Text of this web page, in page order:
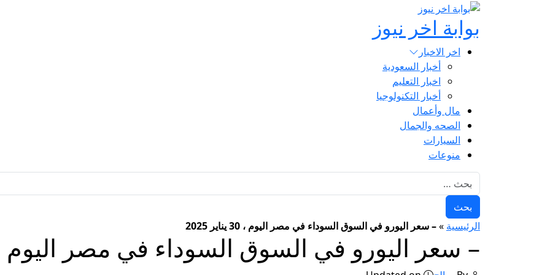
بوابة اخر نيوز
اخر الاخبار
أخبار السعودية
اخبار التعليم
أخبار التكنولوجيا
مال وأعمال
الصحه والجمال
السيارات
منوعات
الرئيسية »– سعر اليورو في السوق السوداء في مصر اليوم ، 30 يناير 2025
– سعر اليورو في السوق السوداء في مصر اليوم ، 30 يناير